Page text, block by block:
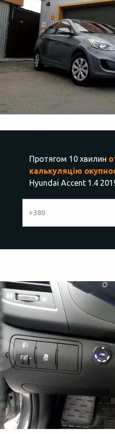
Протягом 10 хвилин
калькуляцію
Hyundai Accent 1.4